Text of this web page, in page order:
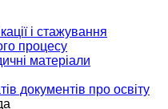
і стажування
процесу
матеріали
документів про освіту